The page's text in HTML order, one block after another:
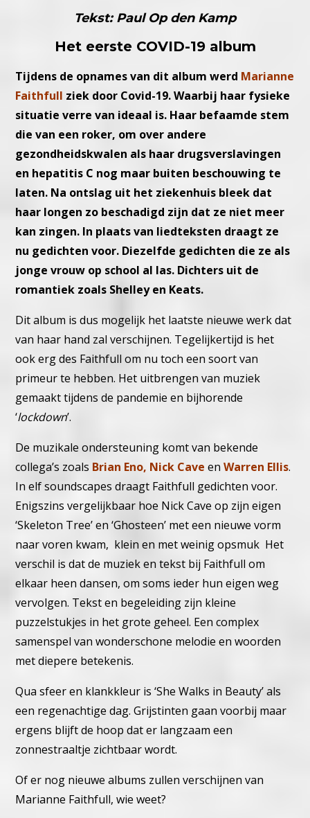
Tekst: Paul Op den Kamp
Het eerste COVID-19 album
Tijdens de opnames van dit album werd Marianne
Faithfull ziek door Covid-19. Waarbij haar fysieke
situatie verre van ideaal is. Haar befaamde stem
die van een roker, om over andere
gezondheidskwalen als haar drugsverslavingen
en hepatitis C nog maar buiten beschouwing te
laten. Na ontslag uit het ziekenhuis bleek dat
haar longen zo beschadigd zijn dat ze niet meer
kan zingen. In plaats van liedteksten draagt ze
nu gedichten voor. Diezelfde gedichten die ze als
jonge vrouw op school al las. Dichters uit de
romantiek zoals Shelley en Keats.
Dit album is dus mogelijk het laatste nieuwe werk dat
van haar hand zal verschijnen. Tegelijkertijd is het
ook erg des Faithfull om nu toch een soort van
primeur te hebben. Het uitbrengen van muziek
gemaakt tijdens de pandemie en bijhorende
‘lockdown’.
De muzikale ondersteuning komt van bekende
collega’s zoals Brian Eno, Nick Cave enWarren Ellis.
In elf soundscapes draagt Faithfull gedichten voor.
Enigszins vergelijkbaar hoe Nick Cave op zijn eigen
‘Skeleton Tree’ en ‘Ghosteen’ met een nieuwe vorm
naar voren kwam, klein en met weinig opsmuk Het
verschil is dat de muziek en tekst bij Faithfull om
elkaar heen dansen, om soms ieder hun eigen weg
vervolgen. Tekst en begeleiding zijn kleine
puzzelstukjes in het grote geheel. Een complex
samenspel van wonderschone melodie en woorden
met diepere betekenis.
Qua sfeer en klankkleur is ‘She Walks in Beauty’ als
een regenachtige dag. Grijstinten gaan voorbij maar
ergens blijft de hoop dat er langzaam een
zonnestraaltje zichtbaar wordt.
Of er nog nieuwe albums zullen verschijnen van
Marianne Faithfull, wie weet?